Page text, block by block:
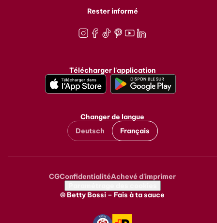
Rester informé
Télécharger l'application
Changer de langue
Deutsch
Français
Metanavigation
CGConfidentialitéAchevé d'imprimer
© Betty Bossi – Fais à ta sauce